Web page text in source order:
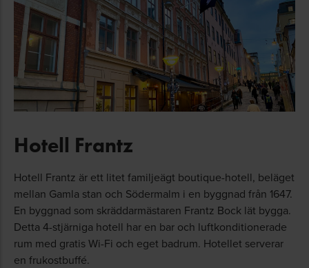
Hotell Frantz
Hotell Frantz är ett litet familjeägt boutique-hotell, beläget
mellan Gamla stan och Södermalm i en byggnad från 1647.
En byggnad som skräddarmästaren Frantz Bock lät bygga.
Detta 4-stjärniga hotell har en bar och luftkonditionerade
rum med gratis Wi-Fi och eget badrum. Hotellet serverar
en frukostbuffé.